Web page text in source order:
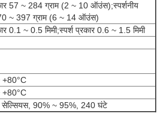
57 ~ 284 ग्राम (2 ~ 10 ऑउंस);स्पर्शनीय
~ 397 ग्राम (6 ~ 14 ऑउंस)
0.1 ~ 0.5 मिमी;स्पर्श प्रकार 0.6 ~ 1.5 मिमी
+80°C
+80°C
सेल्सियस, 90% ~ 95%, 240 घंटे